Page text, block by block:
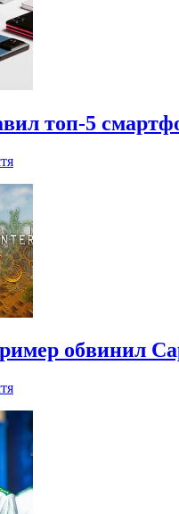
топ-5
обвинил